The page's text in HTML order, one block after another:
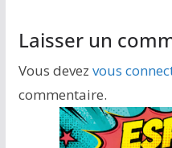
Laisser un
Vous devez vous
commentaire.